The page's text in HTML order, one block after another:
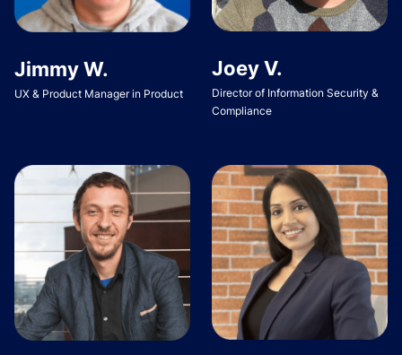
Jimmy W.
UX & Product Manager in Product
Joey V.
Director of Information Security &
Compliance